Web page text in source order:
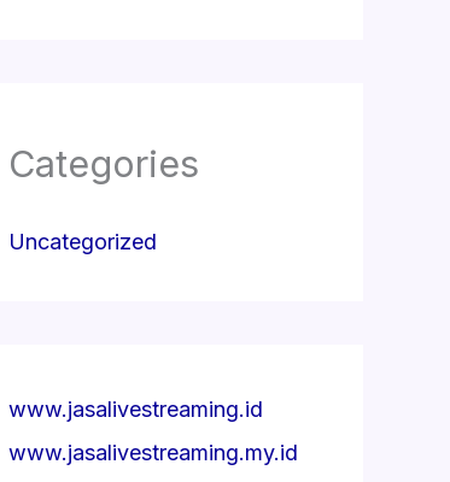
Categories
Uncategorized
www.jasalivestreaming.id
www.jasalivestreaming.my.id